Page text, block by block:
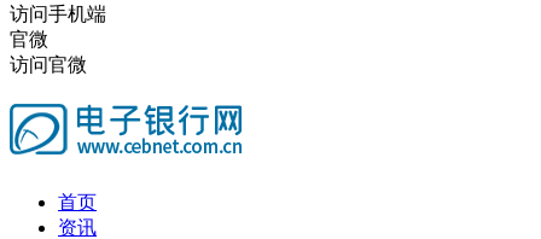
访问手机端
官微
访问官微
首页
资讯